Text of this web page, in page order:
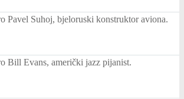
Pavel Suhoj, bjeloruski konstruktor aviona.
Bill Evans, američki jazz pijanist.